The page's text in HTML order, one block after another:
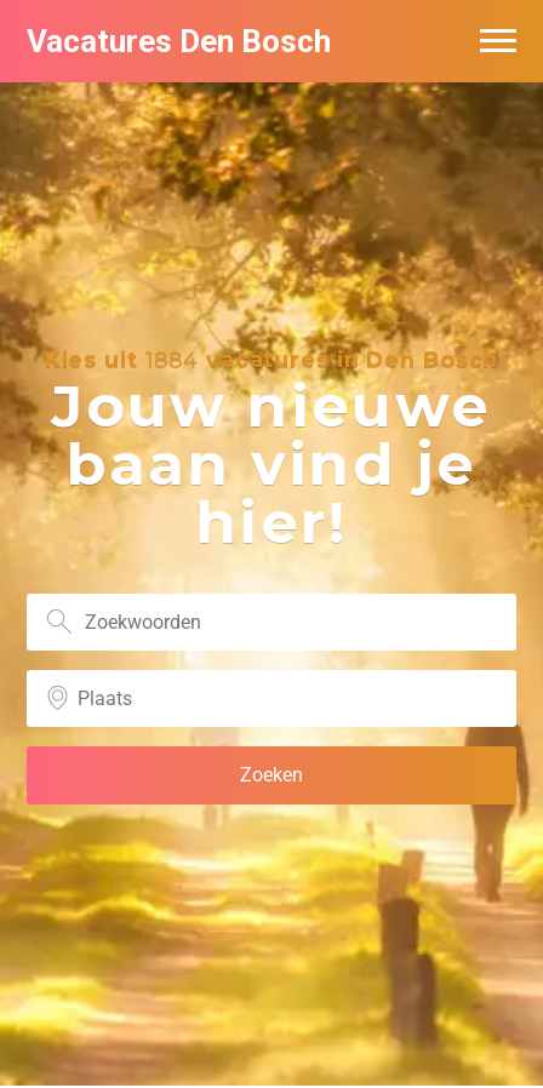
Vacatures Den Bosch
Kies uit 1884vacatures in Den Bosch
Jouw nieuwe
baan vind je
hier!
Vacatures per bedrijf in Den Bosch
De populairste vacatures in Den Bosch